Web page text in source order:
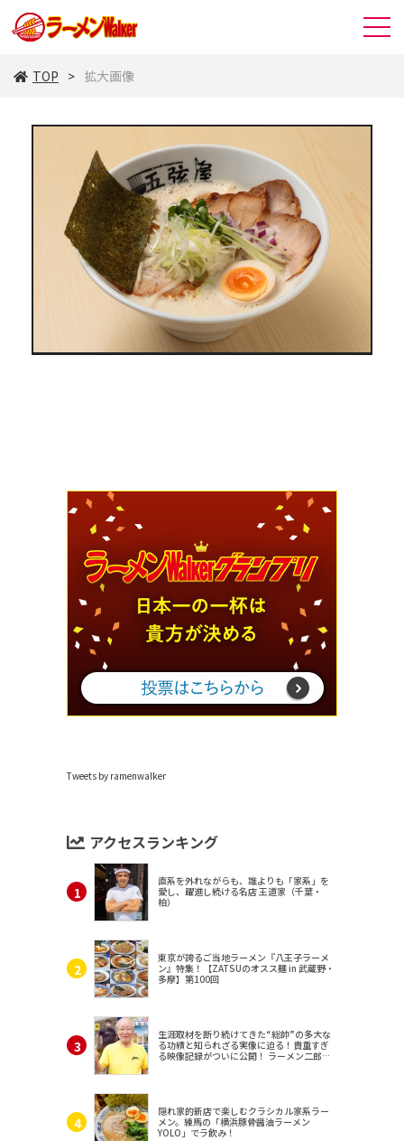
TOP 拡大画像
Tweets by ramenwalker
アクセスランキング
直系を外れながらも、誰よりも「家系」を
愛し、躍進し続ける名店 王道家（千葉・
柏）
東京が誇るご当地ラーメン『八王子ラーメ
ン』特集！【ZATSUのオスス麺 in 武蔵野・
多摩】第100回
生涯取材を断り続けてきた“総帥”の多大な
る功績と知られざる実像に迫る！貴重すぎ
る映像記録がついに公開！ ラーメン二郎
隠れ家的新店で楽しむクラシカル家系ラー
メン。練馬の「横浜豚骨醤油ラーメン
YOLO」でラ飲み！